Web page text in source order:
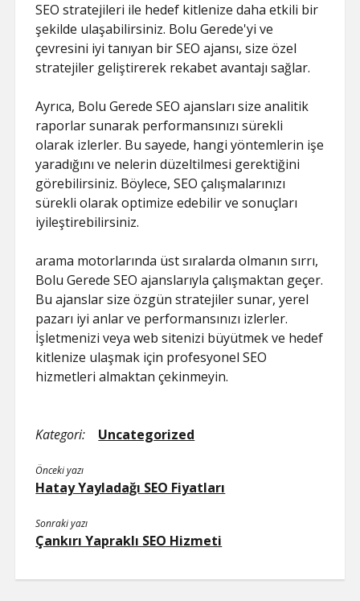
SEO stratejileri ile hedef kitlenize daha etkili bir
şekilde ulaşabilirsiniz. Bolu Gerede'yi ve
çevresini iyi tanıyan bir SEO ajansı, size özel
stratejiler geliştirerek rekabet avantajı sağlar.
Ayrıca, Bolu Gerede SEO ajansları size analitik
raporlar sunarak performansınızı sürekli
olarak izlerler. Bu sayede, hangi yöntemlerin işe
yaradığını ve nelerin düzeltilmesi gerektiğini
görebilirsiniz. Böylece, SEO çalışmalarınızı
sürekli olarak optimize edebilir ve sonuçları
iyileştirebilirsiniz.
arama motorlarında üst sıralarda olmanın sırrı,
Bolu Gerede SEO ajanslarıyla çalışmaktan geçer.
Bu ajanslar size özgün stratejiler sunar, yerel
pazarı iyi anlar ve performansınızı izlerler.
İşletmenizi veya web sitenizi büyütmek ve hedef
kitlenize ulaşmak için profesyonel SEO
hizmetleri almaktan çekinmeyin.
Kategori: Uncategorized
Önceki yazı
Hatay Yayladağı SEO Fiyatları
Sonraki yazı
Çankırı Yapraklı SEO Hizmeti